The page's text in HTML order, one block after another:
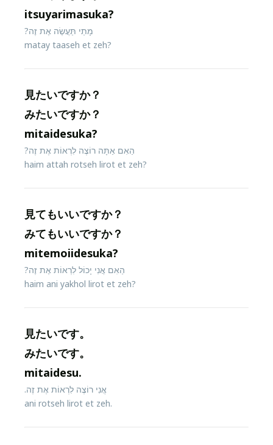
itsuyarimasuka?
מָתַי תַּעֲשֶׂה אֶת זֶה?
matay taaseh et zeh?
見たいですか？
みたいですか？
mitaidesuka?
הַאִם אַתָּה רוֹצֶה לִרְאוֹת אֶת זֶה?
haim attah rotseh lirot et zeh?
見てもいいですか？
みてもいいですか？
mitemoiidesuka?
הַאִם אֲנִי יָכוֹל לִרְאוֹת אֶת זֶה?
haim ani yakhol lirot et zeh?
見たいです。
みたいです。
mitaidesu.
אֲנִי רוֹצֶה לִרְאוֹת אֶת זֶה.
ani rotseh lirot et zeh.